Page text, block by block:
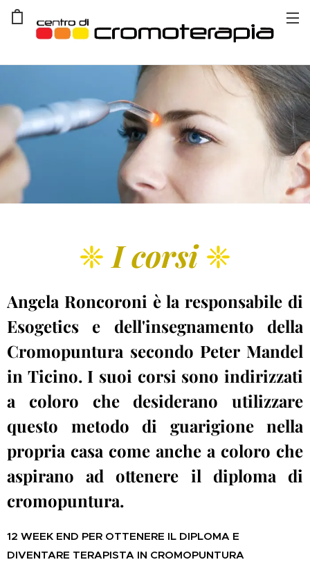
❈ I corsi ❈
Angela Roncoroni è la responsabile di
Esogetics e dell'insegnamento della
Cromopuntura secondo Peter Mandel
in Ticino. I suoi corsi sono indirizzati
a coloro che desiderano utilizzare
questo metodo di guarigione nella
propria casa come anche a coloro che
aspirano ad ottenere il diploma di
cromopuntura.
12 WEEK END PER OTTENERE IL DIPLOMA E
DIVENTARE TERAPISTA IN CROMOPUNTURA